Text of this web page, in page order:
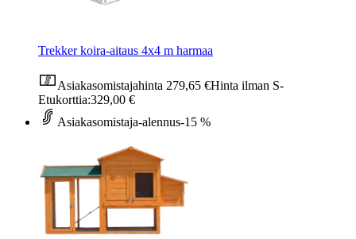
Trekker koira-aitaus 4x4 m harmaa
Asiakasomistajahinta 279,65 €Hinta ilman S-
Etukorttia:329,00 €
Asiakasomistaja-alennus-15 %